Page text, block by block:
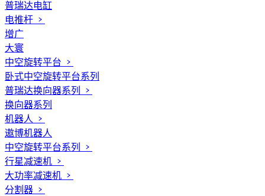
普瑞达电缸
电推杆
增广
大寰
中空旋转平台
卧式中空旋转平台系列
普瑞达换向器系列
换向器系列
机器人
遨博机器人
中空旋转平台系列
行星减速机
大功率减速机
分割器